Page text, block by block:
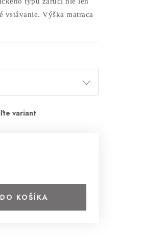
vstávanie. Výška matraca
DO KOŠÍKA